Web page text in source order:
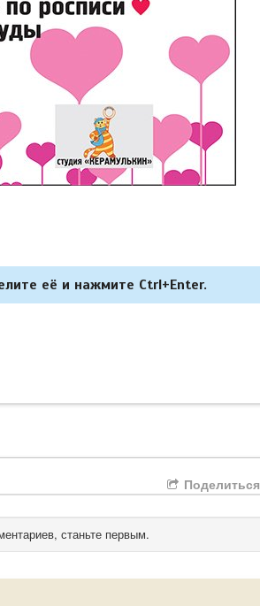
её и нажмите Ctrl+Enter.
Поделиться
станьте первым.